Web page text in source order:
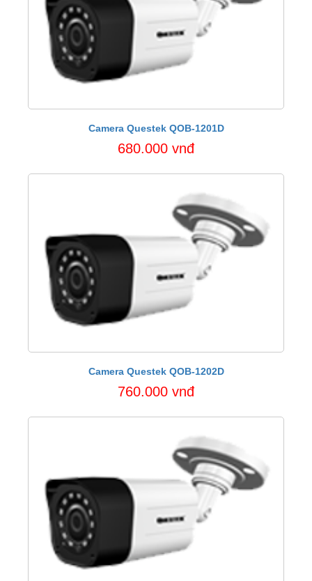
Camera Questek QOB-1201D
680.000 vnđ
Camera Questek QOB-1202D
760.000 vnđ